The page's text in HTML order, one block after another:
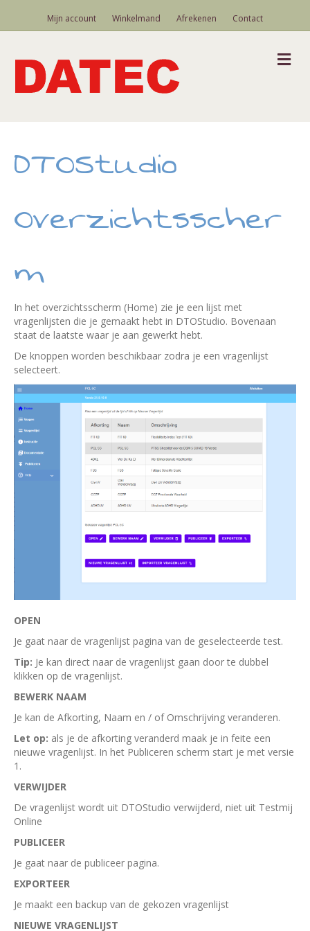
Mijn account Winkelmand Afrekenen Contact
DTOStudio
Overzichtsscher
m
In het overzichtsscherm (Home) zie je een lijst met
vragenlijsten die je gemaakt hebt in DTOStudio. Bovenaan
staat de laatste waar je aan gewerkt hebt.
De knoppen worden beschikbaar zodra je een vragenlijst
selecteert.
OPEN
Je gaat naar de vragenlijst pagina van de geselecteerde test.
Tip: Je kan direct naar de vragenlijst gaan door te dubbel
klikken op de vragenlijst.
BEWERK NAAM
Je kan de Afkorting, Naam en / of Omschrijving veranderen.
Let op: als je de afkorting veranderd maak je in feite een
nieuwe vragenlijst. In het Publiceren scherm start je met versie
1.
VERWIJDER
De vragenlijst wordt uit DTOStudio verwijderd, niet uit Testmij
Online
PUBLICEER
Je gaat naar de publiceer pagina.
EXPORTEER
Je maakt een backup van de gekozen vragenlijst
NIEUWE VRAGENLIJST